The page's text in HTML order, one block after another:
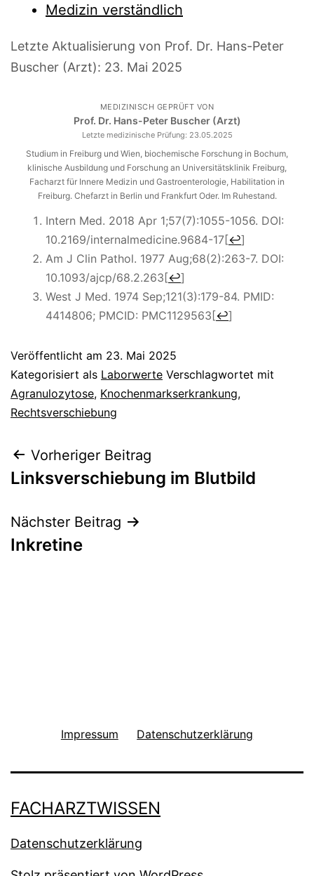
Medizin verständlich
Letzte Aktualisierung von Prof. Dr. Hans-Peter
Buscher (Arzt): 23. Mai 2025
MEDIZINISCH GEPRÜFT VON
Prof. Dr. Hans-Peter Buscher (Arzt)
Letzte medizinische Prüfung: 23.05.2025
Studium in Freiburg und Wien, biochemische Forschung in Bochum,
klinische Ausbildung und Forschung an Universitätsklinik Freiburg,
Facharzt für Innere Medizin und Gastroenterologie, Habilitation in
Freiburg. Chefarzt in Berlin und Frankfurt Oder. Im Ruhestand.
Intern Med. 2018 Apr 1;57(7):1055-1056. DOI:
10.2169/internalmedicine.9684-17[↩]
Am J Clin Pathol. 1977 Aug;68(2):263-7. DOI:
10.1093/ajcp/68.2.263[↩]
West J Med. 1974 Sep;121(3):179-84. PMID:
4414806; PMCID: PMC1129563[↩]
Veröffentlicht am 23. Mai 2025
Kategorisiert als Laborwerte Verschlagwortet mit
Agranulozytose, Knochenmarkserkrankung,
Rechtsverschiebung
Beitragsnavigation
Vorheriger Beitrag
Linksverschiebung im Blutbild
Nächster Beitrag
Inkretine
Impressum Datenschutzerklärung
FACHARZTWISSEN
Datenschutzerklärung